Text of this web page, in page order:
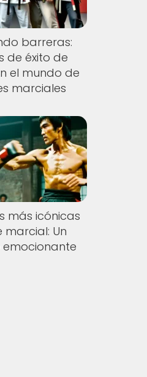
barreras:
de éxito de
el mundo de
marciales
más icónicas
marcial: Un